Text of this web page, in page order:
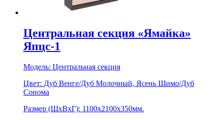
Центральная секция «Ямайка»
Япцс-1
Модель: Центральная секция
Цвет: Дуб Венге/Дуб Молочный, Ясень Шимо/Дуб
Сонома
Размер (ШхВхГ): 1100х2100х350мм.